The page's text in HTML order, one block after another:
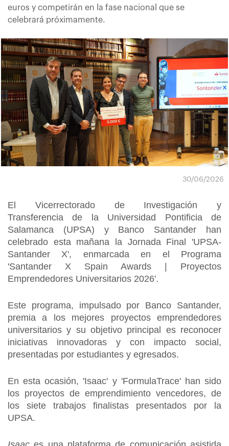
euros y competirán en la fase nacional que se
celebrará próximamente.
30/06/2026
El Vicerrectorado de Investigación y
Transferencia de la Universidad Pontificia de
Salamanca (UPSA) y Banco Santander han
celebrado esta mañana la Jornada Final 'UPSA-
Santander X', enmarcada en el Programa
'Santander X Spain Awards | Proyectos
Emprendedores Universitarios 2026'.
Este programa, impulsado por Banco Santander,
premia a los mejores proyectos emprendedores
universitarios y su objetivo principal es reconocer
iniciativas innovadoras y con impacto social,
presentadas por estudiantes y egresados.
En esta ocasión, 'Isaac' y 'FormulaTrace' han sido
los proyectos de emprendimiento vencedores, de
los siete trabajos finalistas presentados por la
UPSA.